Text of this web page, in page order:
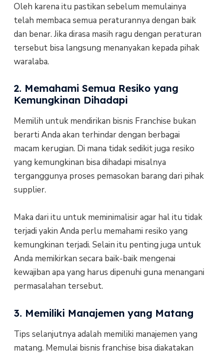
Oleh karena itu pastikan sebelum memulainya
telah membaca semua peraturannya dengan baik
dan benar. Jika dirasa masih ragu dengan peraturan
tersebut bisa langsung menanyakan kepada pihak
waralaba.
2. Memahami Semua Resiko yang
Kemungkinan Dihadapi
Memilih untuk mendirikan bisnis Franchise bukan
berarti Anda akan terhindar dengan berbagai
macam kerugian. Di mana tidak sedikit juga resiko
yang kemungkinan bisa dihadapi misalnya
terganggunya proses pemasokan barang dari pihak
supplier.
Maka dari itu untuk meminimalisir agar hal itu tidak
terjadi yakin Anda perlu memahami resiko yang
kemungkinan terjadi. Selain itu penting juga untuk
Anda memikirkan secara baik-baik mengenai
kewajiban apa yang harus dipenuhi guna menangani
permasalahan tersebut.
3. Memiliki Manajemen yang Matang
Tips selanjutnya adalah memiliki manajemen yang
matang. Memulai bisnis franchise bisa diakatakan